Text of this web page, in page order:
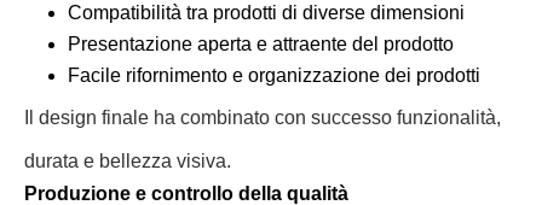
Compatibilità tra prodotti di diverse dimensioni
Presentazione aperta e attraente del prodotto
Facile rifornimento e organizzazione dei prodotti
Il design finale ha combinato con successo funzionalità,
durata e bellezza visiva.
Produzione e controllo della qualità